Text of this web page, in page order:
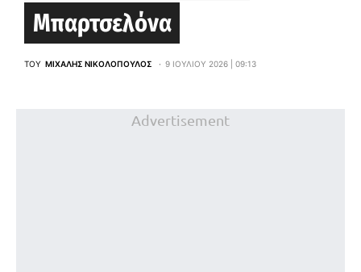
Μπαρτσελόνα
ΤΟΥ ΜΙΧΆΛΗΣ ΝΙΚΟΛΌΠΟΥΛΟΣ 9 ΙΟΥΛΊΟΥ 2026 | 09:13
Advertisement